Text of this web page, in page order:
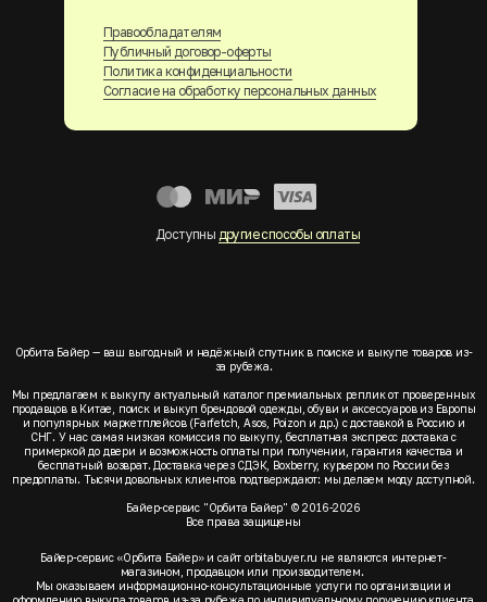
Правообладателям
Публичный договор-оферты
Политика конфиденциальности
Согласие на обработку персональных данных
Доступны другие способы оплаты
Орбита Байер — ваш выгодный и надёжный спутник в поиске и выкупе товаров из-
за рубежа.
Мы предлагаем к выкупу актуальный каталог премиальных реплик от проверенных
продавцов в Китае, поиск и выкуп брендовой одежды, обуви и аксессуаров из Европы
и популярных маркетплейсов (Farfetch, Asos, Poizon и др.) с доставкой в Россию и
СНГ. У нас самая низкая комиссия по выкупу, бесплатная экспресс доставка с
примеркой до двери и возможность оплаты при получении, гарантия качества и
бесплатный возврат. Доставка через СДЭК, Boxberry, курьером по России без
предоплаты. Тысячи довольных клиентов подтверждают: мы делаем моду доступной.
Байер-сервис "Орбита Байер" © 2016-2026
Все права защищены
Байер-сервис «Орбита Байер» и сайт orbitabuyer.ru не являются интернет-
магазином, продавцом или производителем.
Мы оказываем информационно-консультационные услуги по организации и